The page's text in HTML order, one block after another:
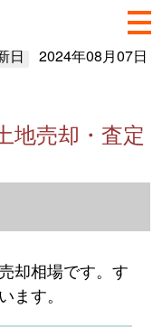
日 2024年08月07日
地売却・査定
却相場です。す
ます。